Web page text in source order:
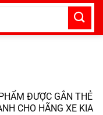
ĐƯỢC GẮN THẺ
CHO HÃNG XE KIA